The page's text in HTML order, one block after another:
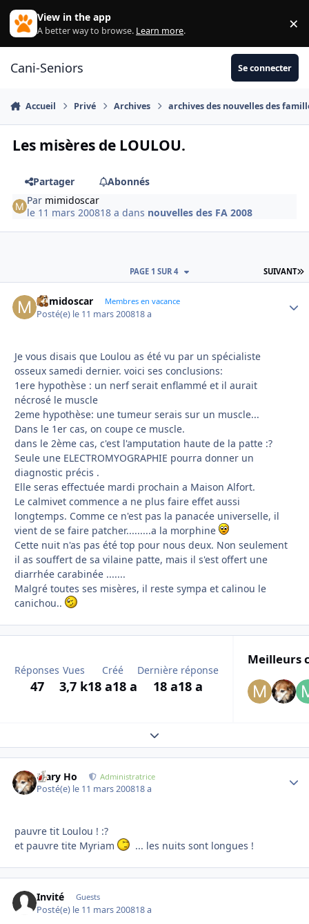
Aller au contenu
View in the app
A better way to browse. Learn more. ×
Cani-Seniors Se connecter
Accueil Privé Archives archives des nouvelles des
Les misères de LOULOU.
Partager
Abonnés
Par mimidoscar
le 11 mars 200818 a dans nouvelles des FA 2008
SUIVANT
PAGE 1 SUR 4
mimidoscar Membres en vacance
Posté(e) le 11 mars 200818 a
Je vous disais que Loulou as été vu par un spécialiste
osseux samedi dernier. voici ses conclusions:
1ere hypothèse : un nerf serait enflammé et il aurait
nécrosé le muscle
2eme hypothèse: une tumeur serais sur un muscle...
Dans le 1er cas, on coupe ce muscle.
dans le 2ème cas, c'est l'amputation haute de la patte :?
Seule une ELECTROMYOGRAPHIE pourra donner un
diagnostic précis .
Elle seras effectuée mardi prochain a Maison Alfort.
Le calmivet commence a ne plus faire effet aussi
longtemps. Comme ce n'est pas la panacée universelle, il
vient de se faire patcher.........a la morphine
Cette nuit n'as pas été top pour nous deux. Non seulement
il as souffert de sa vilaine patte, mais il s'est offert une
diarrhée carabinée .......
Malgré toutes ses misères, il reste sympa et calinou le
canichou..
Réponses
47
Vues
3,7 k
Créé
18 a18 a
Dernière réponse
18 a18 a
Meilleurs
Expand topic overview
Mary Ho Administratrice
Posté(e) le 11 mars 200818 a
pauvre tit Loulou ! :?
et pauvre tite Myriam
... les nuits sont longues !
Invité Guests
Posté(e) le 11 mars 200818 a